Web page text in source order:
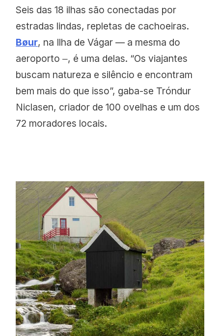
Seis das 18 ilhas são conectadas por
estradas lindas, repletas de cachoeiras.
Bøur, na Ilha de Vágar — a mesma do
aeroporto ‒, é uma delas. “Os viajantes
buscam natureza e silêncio e encontram
bem mais do que isso”, gaba-se Tróndur
Niclasen, criador de 100 ovelhas e um dos
72 moradores locais.